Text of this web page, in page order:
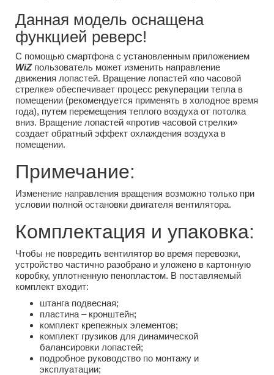
Данная модель оснащена
функцией реверс!
С помощью смартфона с установленным приложением
WiZпользователь может изменить направление
движения лопастей. Вращение лопастей «по часовой
стрелке» обеспечивает процесс рекуперации тепла в
помещении (рекомендуется применять в холодное время
года), путем перемещения теплого воздуха от потолка
вниз. Вращение лопастей «против часовой стрелки»
создает обратный эффект охлаждения воздуха в
помещении.
Примечание:
Изменение направления вращения возможно только при
условии полной остановки двигателя вентилятора.
Комплектация и упаковка:
Чтобы не повредить вентилятор во время перевозки,
устройство частично разобрано и уложено в картонную
коробку, уплотненную пенопластом. В поставляемый
комплект входит:
штанга подвесная;
пластина – кронштейн;
комплект крепежных элементов;
комплект грузиков для динамической
балансировки лопастей;
подробное руководство по монтажу и
эксплуатации;